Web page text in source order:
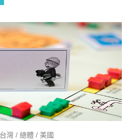
台灣 /總體 /美國